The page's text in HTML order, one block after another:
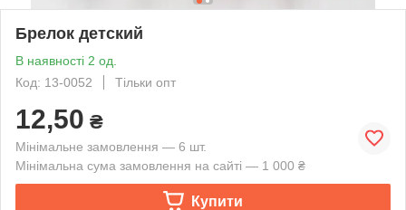
Брелок детский
В наявності 2 од.
Код: 13-0052
Тільки опт
12,50 ₴
Мінімальне замовлення — 6 шт.
Мінімальна сума замовлення на сайті — 1 000 ₴
Купити